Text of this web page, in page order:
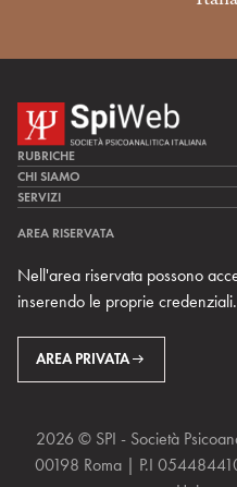
RUBRICHE
LA CURA
LA RICERCA
MULTIMEDIA
CHI SIAMO
LA SPI
TEAM DI SPIWEB
CONTATTI
RIVISTE
SERVIZI
ARCHIVIO STORICO
AREA RISERVATA
Nell'area riservata possono
inserendo le proprie credenziali.
AREA PRIVATA
2026 © SPI - Società
00198 Roma | P.I